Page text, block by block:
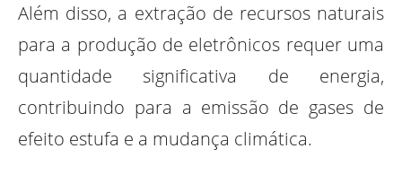
Além disso, a extração de recursos naturais
para a produção de eletrônicos requer uma
quantidade significativa de energia,
contribuindo para a emissão de gases de
efeito estufa e a mudança climática.